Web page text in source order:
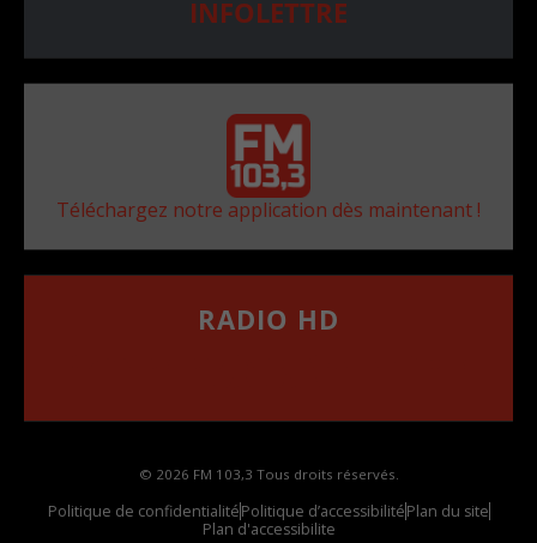
INFOLETTRE
Téléchargez notre application dès maintenant !
RADIO HD
© 2026 FM 103,3 Tous droits réservés.
Politique de confidentialitéPolitique d’accessibilitéPlan du site
Plan d'accessibilite